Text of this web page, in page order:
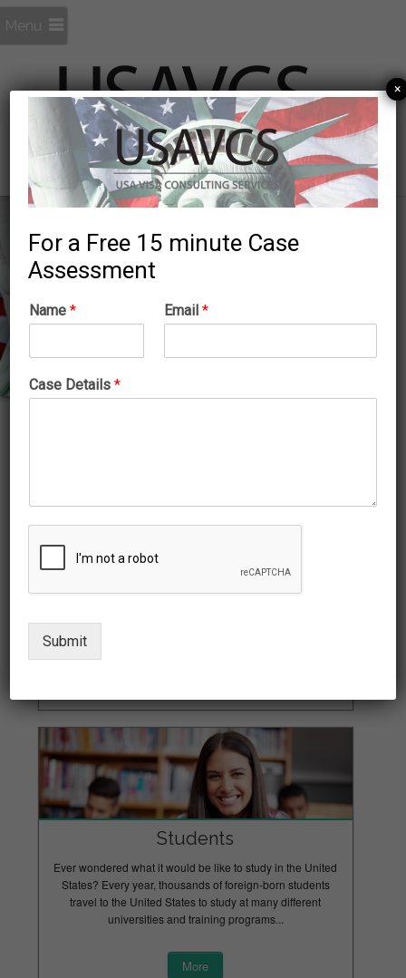
Menu
In most cases, a foreign national who wishes to come to the
United States must first obtain a visa. A visa allows a foreign
Students
Ever wondered what it would be like to study in the United
States? Every year, thousands of foreign-born students
travel to the United States to study at many different
universities and training programs...
More
For a Free 15 minute Case
Assessment
Name* Email *
Case Details*
Submit
×